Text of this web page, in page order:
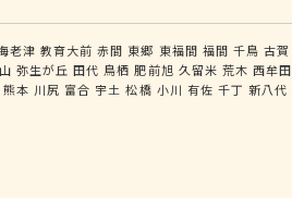
老津 教育大前 赤間 東郷 東福間 福間 千鳥 古賀
弥生が丘 田代 鳥栖 肥前旭 久留米 荒木 西牟田
熊本 川尻 富合 宇土 松橋 小川 有佐 千丁 新八代